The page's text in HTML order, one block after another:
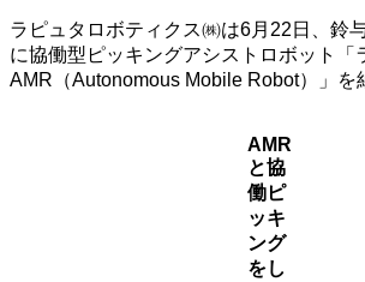
ラピュタロボティクス㈱は6月22日、鈴
に協働型ピッキングアシストロボット「
AMR（Autonomous Mobile Robot）」を
AMR
と協
働ピ
ッキ
ング
をし